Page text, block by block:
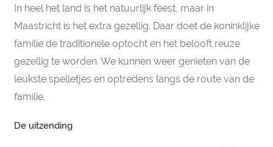
In heel het land is het natuurlijk feest, maar in
Maastricht is het extra gezellig. Daar doet de koninklijke
familie de traditionele optocht en het belooft reuze
gezellig te worden. We kunnen weer genieten van de
leukste spelletjes en optredens langs de route van de
familie.
De uitzending